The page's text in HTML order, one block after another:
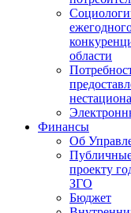
области
Финансы
Об
проекту
ЗГО
Бюджет